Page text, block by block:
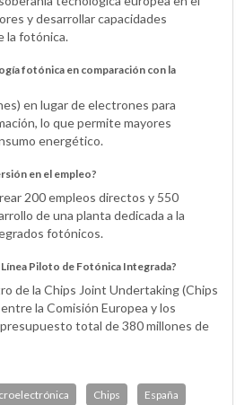
y desarrollar capacidades
la fotónica.
fotónica en comparación con la
en lugar de electrones para
lo que permite mayores
energético.
en el empleo?
200 empleos directos y 550
de una planta dedicada a la
fotónicos.
Piloto de Fotónica Integrada?
de la Chips Joint Undertaking (Chips
la Comisión Europea y los
total de 380 millones de
Chips España